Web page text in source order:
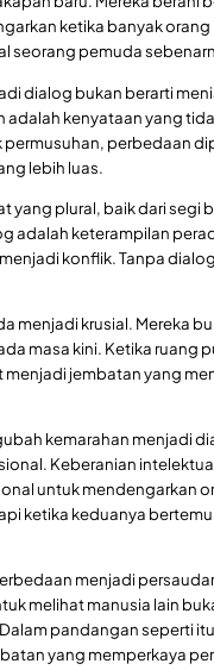
ketika banyak
seorang pemuda
dialog bukan berarti
kenyataan yang
permusuhan, perbedaan
lebih luas.
yang plural, baik dari
adalah keterampilan
konflik. Tanpa
menjadi krusial. Mereka
masa kini. Ketika ruang
jembatan yang
kemarahan menjadi
Keberanian
untuk mendengarkan
ketika keduanya
menjadi
melihat manusia lain
pandangan seperti
yang memperkaya